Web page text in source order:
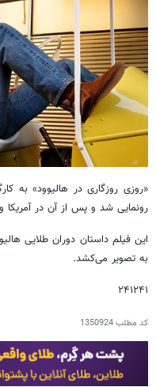
«روزی روزگاری در هالیوود» به
رونمایی شد و پس از آن در آمریکا
این فیلم داستان دوران طلایی
به تصویر می‌کشد.
۲۴۱۲۴۱
کد مطلب1350924